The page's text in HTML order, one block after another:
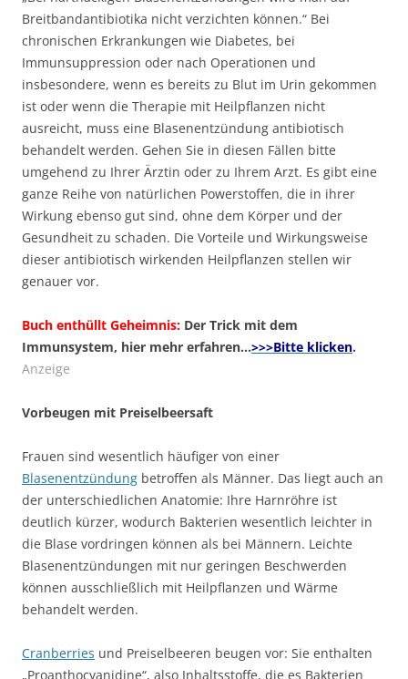
Breitbandantibiotika nicht verzichten können.“ Bei
chronischen Erkrankungen wie Diabetes, bei
Immunsuppression oder nach Operationen und
insbesondere, wenn es bereits zu Blut im Urin gekommen
ist oder wenn die Therapie mit Heilpflanzen nicht
ausreicht, muss eine Blasenentzündung antibiotisch
behandelt werden. Gehen Sie in diesen Fällen bitte
umgehend zu Ihrer Ärztin oder zu Ihrem Arzt. Es gibt eine
ganze Reihe von natürlichen Powerstoffen, die in ihrer
Wirkung ebenso gut sind, ohne dem Körper und der
Gesundheit zu schaden. Die Vorteile und Wirkungsweise
dieser antibiotisch wirkenden Heilpflanzen stellen wir
genauer vor.
Buch enthüllt Geheimnis: Der Trick mit dem
Immunsystem, hier mehr erfahren…>>>Bitte klicken.
Anzeige
Vorbeugen mit Preiselbeersaft
Frauen sind wesentlich häufiger von einer
Blasenentzündung betroffen als Männer. Das liegt auch an
der unterschiedlichen Anatomie: Ihre Harnröhre ist
deutlich kürzer, wodurch Bakterien wesentlich leichter in
die Blase vordringen können als bei Männern. Leichte
Blasenentzündungen mit nur geringen Beschwerden
können ausschließlich mit Heilpflanzen und Wärme
behandelt werden.
Cranberries und Preiselbeeren beugen vor: Sie enthalten
„Proanthocyanidine“, also Inhaltsstoffe, die es Bakterien